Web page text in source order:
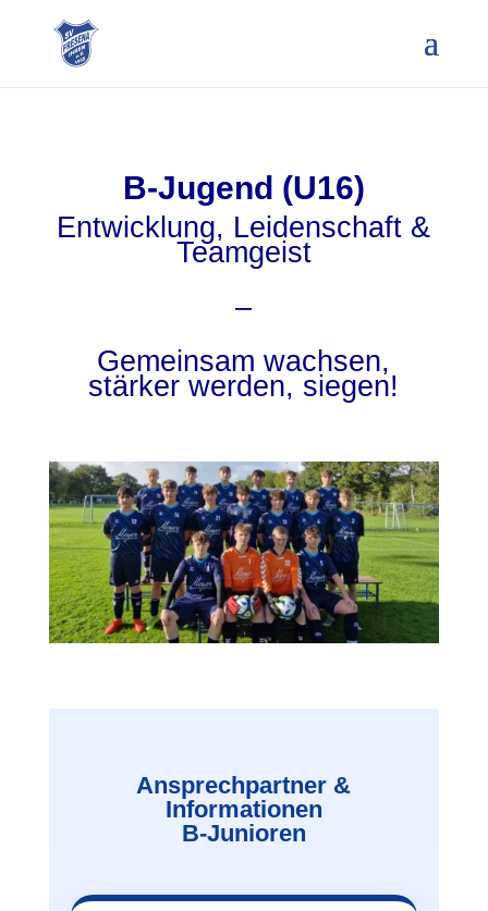
B-Jugend (U16)
Entwicklung, Leidenschaft &
Teamgeist
–
Gemeinsam wachsen,
stärker werden, siegen!
Ansprechpartner &
Informationen
B-Junioren